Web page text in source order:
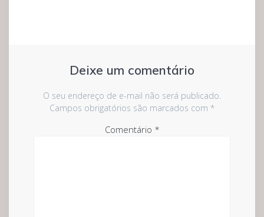
Deixe um comentário
O seu endereço de e-mail não será publicado.
Campos obrigatórios são marcados com *
Comentário *